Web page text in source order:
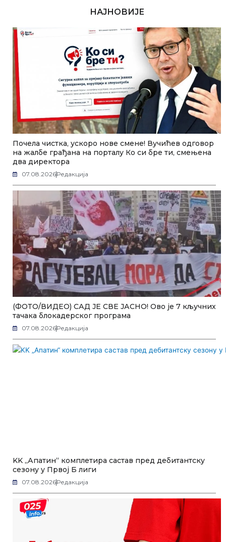
НАЈНОВИЈЕ
Почела чистка, ускоро нове смене! Вучићев одговор
на жалбе грађана на порталу Ко си бре ти, смењена
два директора
07.08.2026Редакција
(ФОТО/ВИДЕО) САД ЈЕ СВЕ ЈАСНО! Ово је 7 кључних
тачака блокадерског програма
07.08.2026Редакција
KK „Апатин“ комплетира састав пред дебитантску
сезону у Првој Б лиги
07.08.2026Редакција